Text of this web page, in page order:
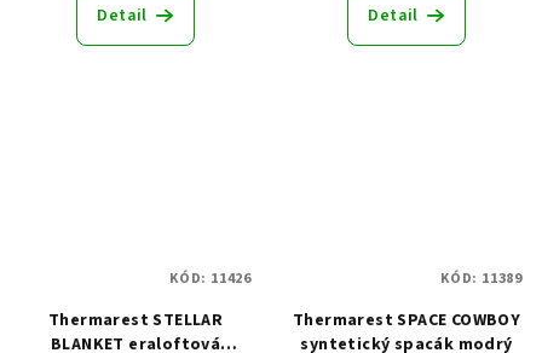
Detail Detail
Thermarest STELLAR
BLANKET eraloftová
KÓD: 11426
Thermarest SPACE COWBOY
syntetický spacák modrý
KÓD: 11389